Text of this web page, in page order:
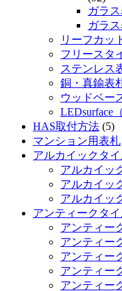
ガラ
ガラ
リーフカッ
フリースタ
ステンレス
銅・真鍮表
ウッドベー
LEDsurface
HAS取付方法 (5)
マンション用表札
アルカイックタ
アルカイッ
アルカイッ
アルカイッ
アンティークタ
アンティー
アンティー
アンティー
アンティー
アンティー